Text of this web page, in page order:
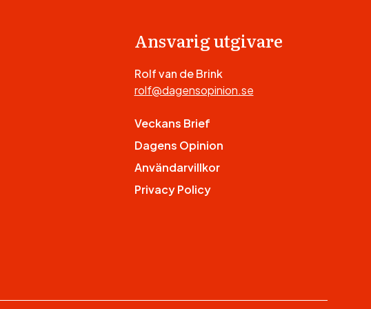
Ansvarig utgivare
Rolf van de Brink
rolf@dagensopinion.se
Veckans Brief
Dagens Opinion
Användarvillkor
Privacy Policy